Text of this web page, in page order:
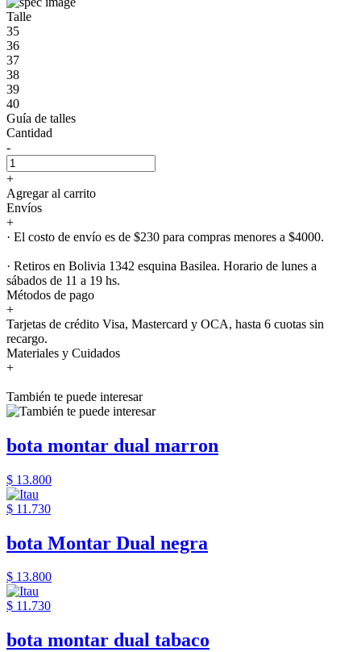
Talle
35
36
37
38
39
40
Guía de talles
Cantidad
-
+
Agregar al carrito
Envíos
+
· El costo de envío es de $230 para compras menores a $4000.
· Retiros en Bolivia 1342 esquina Basilea. Horario de lunes a
sábados de 11 a 19 hs.
Métodos de pago
+
Tarjetas de crédito Visa, Mastercard y OCA, hasta 6 cuotas sin
recargo.
Materiales y Cuidados
+
También te puede interesar
bota montar dual marron
$ 13.800
$ 11.730
bota Montar Dual negra
$ 13.800
$ 11.730
bota montar dual tabaco